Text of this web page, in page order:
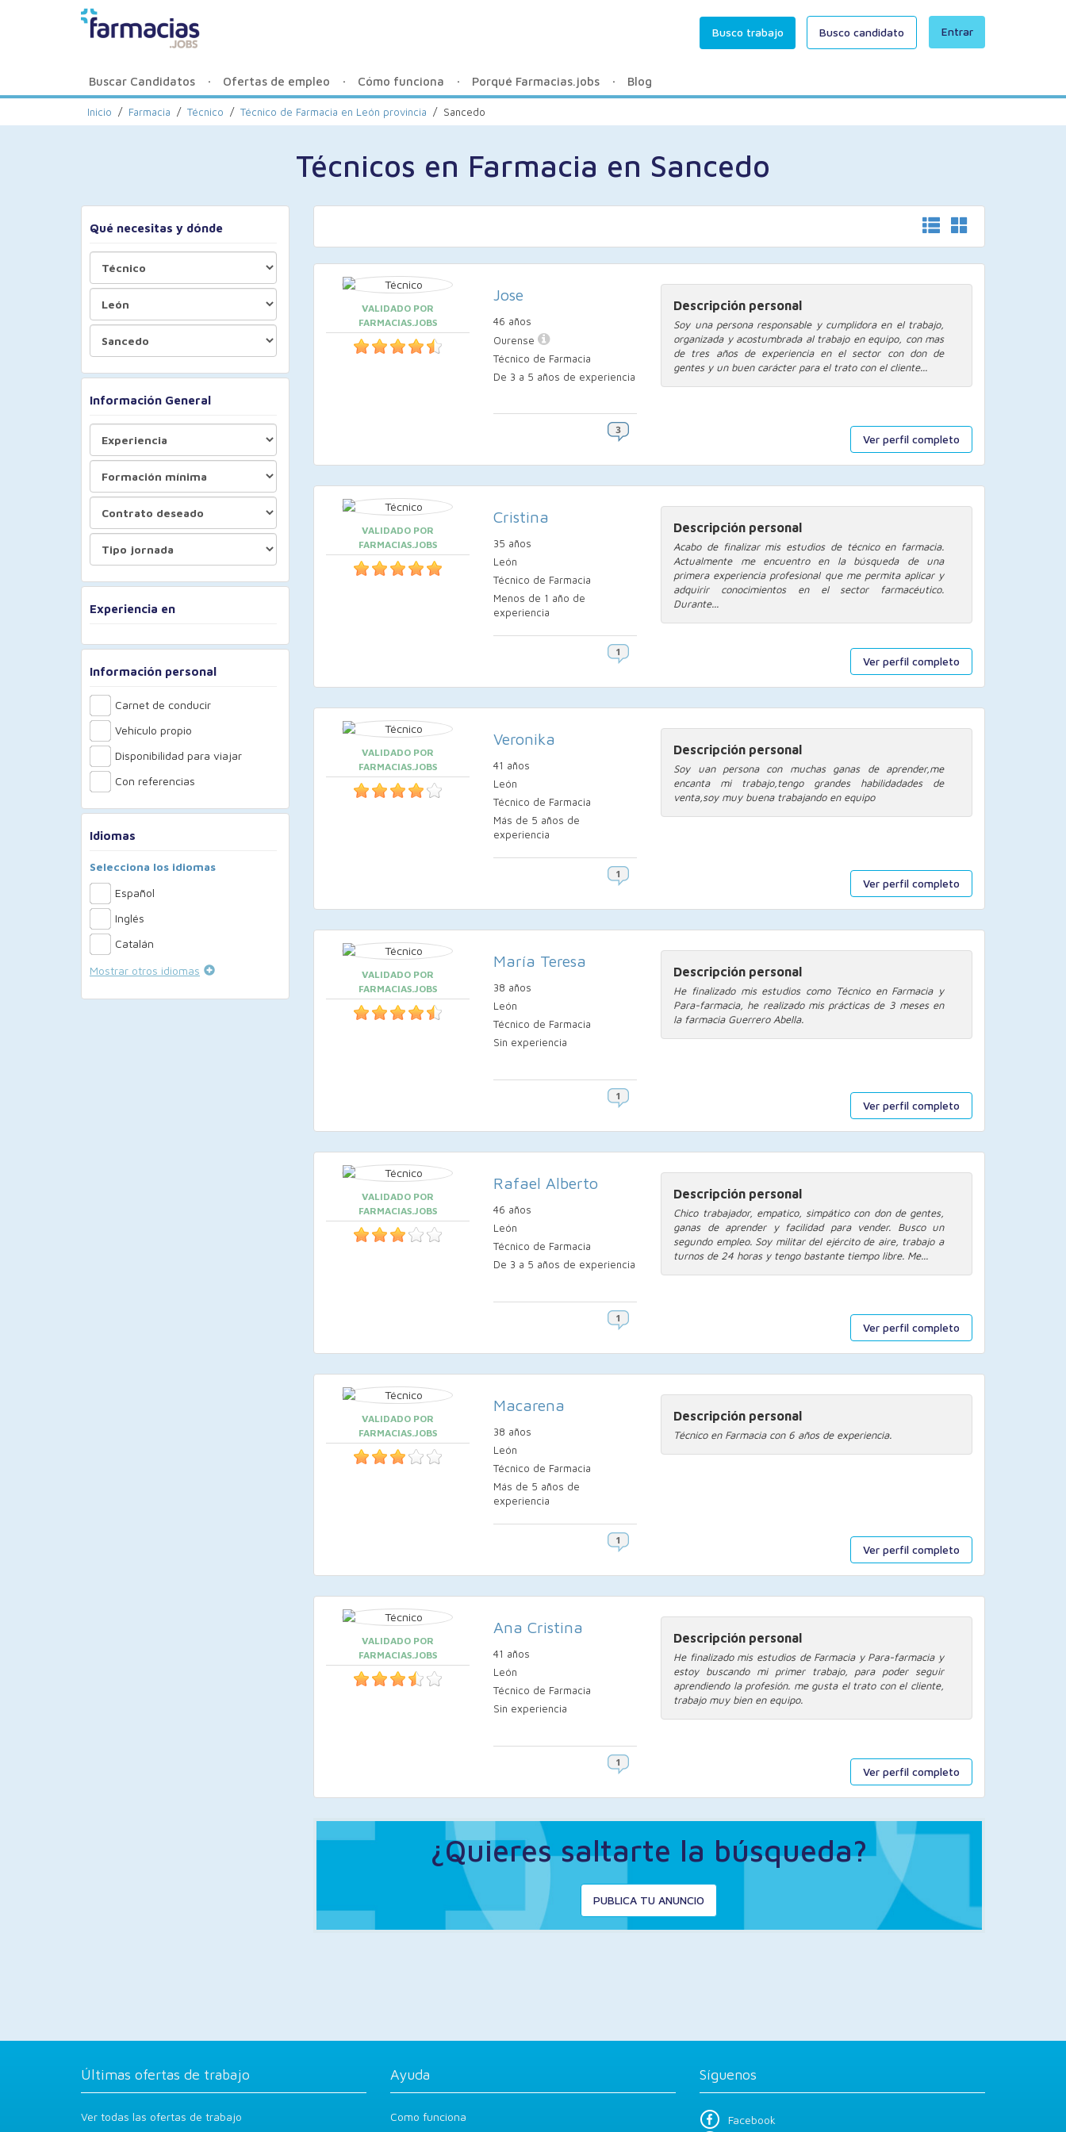
Entrar
Busco trabajo Busco candidato
Buscar Candidatos Ofertas de empleo Cómo funciona Porqué Farmacias.jobs Blog
Inicio / Farmacia / Técnico / Técnico de Farmacia en León provincia / Sancedo
Técnicos en Farmacia en Sancedo
Qué necesitas y dónde
Información General
Experiencia en
Información personal
Carnet de conducir
Vehículo propio
Disponibilidad para viajar
Con referencias
Idiomas
Selecciona los idiomas
Español
Inglés
Catalán
Mostrar otros idiomas
Ver perfil completo
VALIDADO POR
FARMACIAS.JOBS
Jose
46 años
Ourense
Técnico de Farmacia
De 3 a 5 años de experiencia
Descripción personal
Soy una persona responsable y cumplidora en el trabajo,
organizada y acostumbrada al trabajo en equipo, con mas
de tres años de experiencia en el sector con don de
gentes y un buen carácter para el trato con el cliente...
Ver perfil completo
VALIDADO POR
FARMACIAS.JOBS
Cristina
35 años
León
Técnico de Farmacia
Menos de 1 año de
experiencia
Descripción personal
Acabo de finalizar mis estudios de técnico en farmacia.
Actualmente me encuentro en la búsqueda de una
primera experiencia profesional que me permita aplicar y
adquirir conocimientos en el sector farmacéutico.
Durante...
Ver perfil completo
VALIDADO POR
FARMACIAS.JOBS
Veronika
41 años
León
Técnico de Farmacia
Más de 5 años de
experiencia
Descripción personal
Soy uan persona con muchas ganas de aprender,me
encanta mi trabajo,tengo grandes habilidadades de
venta,soy muy buena trabajando en equipo
Ver perfil completo
VALIDADO POR
FARMACIAS.JOBS
María Teresa
38 años
León
Técnico de Farmacia
Sin experiencia
Descripción personal
He finalizado mis estudios como Técnico en Farmacia y
Para-farmacia, he realizado mis prácticas de 3 meses en
la farmacia Guerrero Abella.
Ver perfil completo
VALIDADO POR
FARMACIAS.JOBS
Rafael Alberto
46 años
León
Técnico de Farmacia
De 3 a 5 años de experiencia
Descripción personal
Chico trabajador, empatico, simpático con don de gentes,
ganas de aprender y facilidad para vender. Busco un
segundo empleo. Soy militar del ejército de aire, trabajo a
turnos de 24 horas y tengo bastante tiempo libre. Me...
Ver perfil completo
VALIDADO POR
FARMACIAS.JOBS
Macarena
38 años
León
Técnico de Farmacia
Más de 5 años de
experiencia
Descripción personal
Técnico en Farmacia con 6 años de experiencia.
Ver perfil completo
VALIDADO POR
FARMACIAS.JOBS
Ana Cristina
41 años
León
Técnico de Farmacia
Sin experiencia
Descripción personal
He finalizado mis estudios de Farmacia y Para-farmacia y
estoy buscando mi primer trabajo, para poder seguir
aprendiendo la profesión. me gusta el trato con el cliente,
trabajo muy bien en equipo.
¿Quieres saltarte la búsqueda?
PUBLICA TU ANUNCIO
Últimas ofertas de trabajo
Ver todas las ofertas de trabajo
Ayuda
Como funciona
Síguenos
Facebook